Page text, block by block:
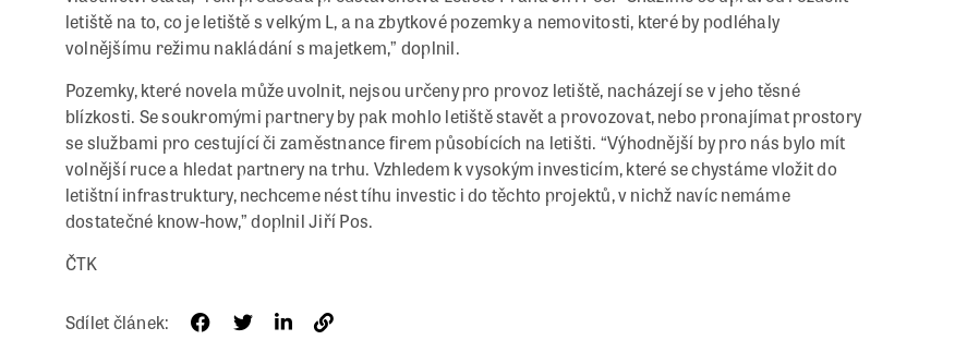
letiště na to, co je letiště s velkým L, a na zbytkové pozemky a nemovitosti, které by podléhaly
volnějšímu režimu nakládání s majetkem,” doplnil.
Pozemky, které novela může uvolnit, nejsou určeny pro provoz letiště, nacházejí se v jeho těsné
blízkosti. Se soukromými partnery by pak mohlo letiště stavět a provozovat, nebo pronajímat prostory
se službami pro cestující či zaměstnance firem působících na letišti. “Výhodnější by pro nás bylo mít
volnější ruce a hledat partnery na trhu. Vzhledem k vysokým investicím, které se chystáme vložit do
letištní infrastruktury, nechceme nést tíhu investic i do těchto projektů, v nichž navíc nemáme
dostatečné know-how,” doplnil Jiří Pos.
ČTK
Sdílet článek: